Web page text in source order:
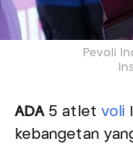
Pevoli
ADA 5 atlet voli
kebangetan